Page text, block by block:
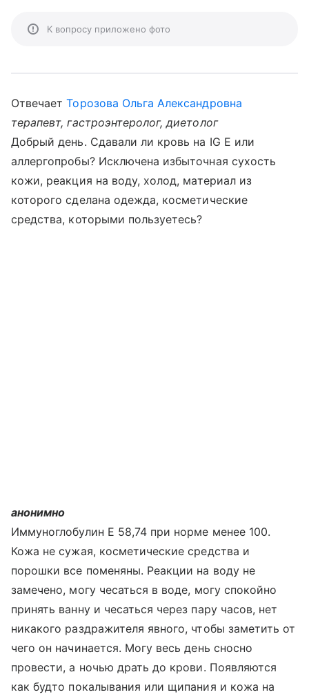
К вопросу приложено фото
ОтвечаетТорозова Ольга Александровна
терапевт, гастроэнтеролог, диетолог
Добрый день. Сдавали ли кровь на IG E или
аллергопробы? Исключена избыточная сухость
кожи, реакция на воду, холод, материал из
которого сделана одежда, косметические
средства, которыми пользуетесь?
анонимно
Иммуноглобулин Е 58,74 при норме менее 100.
Кожа не сужая, косметические средства и
порошки все поменяны. Реакции на воду не
замечено, могу чесаться в воде, могу спокойно
принять ванну и чесаться через пару часов, нет
никакого раздражителя явного, чтобы заметить от
чего он начинается. Могу весь день сносно
провести, а ночью драть до крови. Появляются
как будто покалывания или щипания и кожа на